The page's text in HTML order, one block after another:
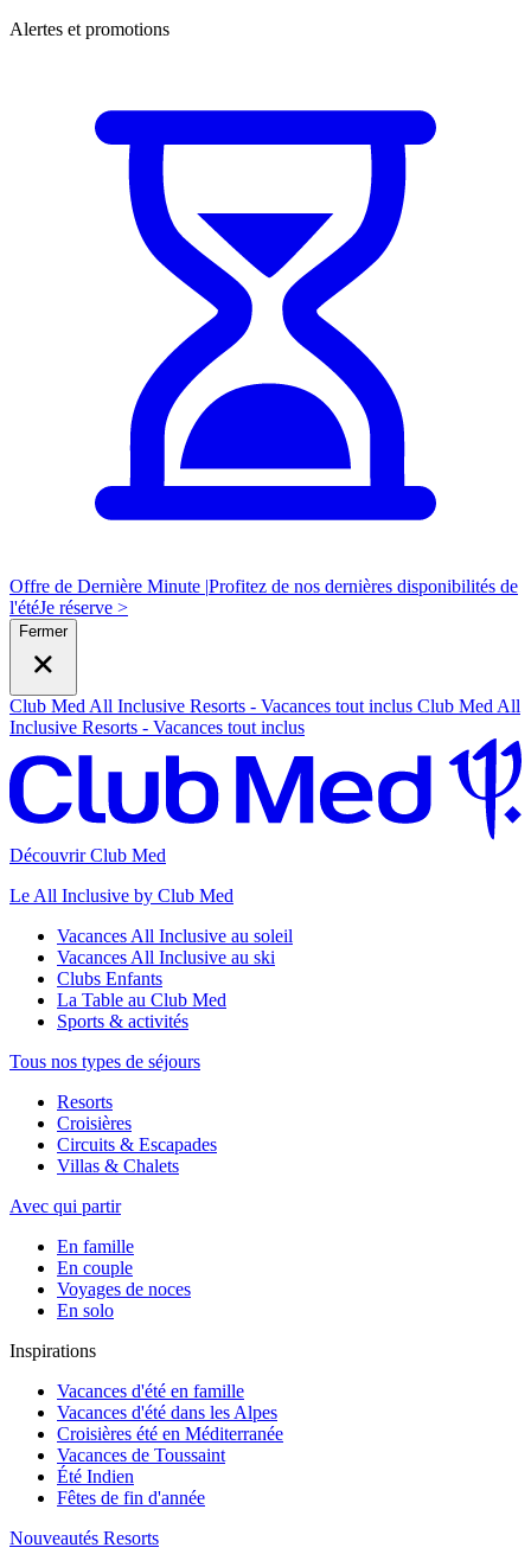
Alertes et promotions
Offre de Dernière Minute |Profitez de nos dernières disponibilités de
l'étéJe réserve >
Fermer
Club Med All Inclusive Resorts - Vacances tout inclus Club Med All
Inclusive Resorts - Vacances tout inclus
Découvrir Club Med
Le All Inclusive by Club Med
Vacances All Inclusive au soleil
Vacances All Inclusive au ski
Clubs Enfants
La Table au Club Med
Sports & activités
Tous nos types de séjours
Resorts
Croisières
Circuits & Escapades
Villas & Chalets
Avec qui partir
En famille
En couple
Voyages de noces
En solo
Inspirations
Vacances d'été en famille
Vacances d'été dans les Alpes
Croisières été en Méditerranée
Vacances de Toussaint
Été Indien
Fêtes de fin d'année
Nouveautés Resorts